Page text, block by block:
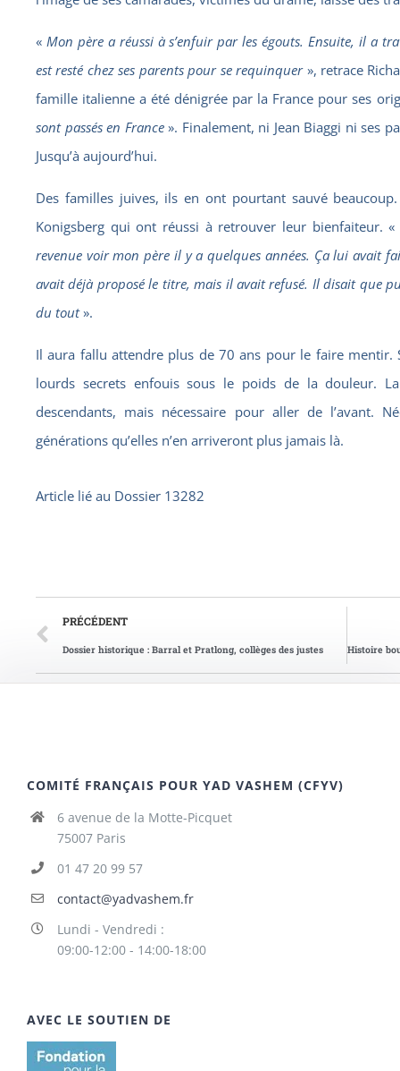
« Mon père a réussi à s’enfuir par les égouts. Ensuite, il a
est resté chez ses parents pour se requinquer», retrace
famille italienne a été dénigrée par la France pour ses
sont passés en France». Finalement, ni Jean Biaggi ni ses
Jusqu’à aujourd’hui.
Des familles juives, ils en ont pourtant sauvé
Konigsberg qui ont réussi à retrouver leur bienfaiteur. «
revenue voir mon père il y a quelques années. Ça lui avait
avait déjà proposé le titre, mais il avait refusé. Il disait que
du tout».
Il aura fallu attendre plus de 70 ans pour le faire mentir.
lourds secrets enfouis sous le poids de la douleur.
descendants, mais nécessaire pour aller de l’avant.
générations qu’elles n’en arriveront plus jamais là.
Article lié au Dossier 13282
PRÉCÉDENT
Dossier historique : Barral et Pratlong, collèges des justes
COMITÉ FRANÇAIS POUR YAD VASHEM (CFYV)
6 avenue de la Motte-Picquet
75007 Paris
01 47 20 99 57
contact@yadvashem.fr
Lundi - Vendredi :
09:00-12:00 - 14:00-18:00
AVEC LE SOUTIEN DE